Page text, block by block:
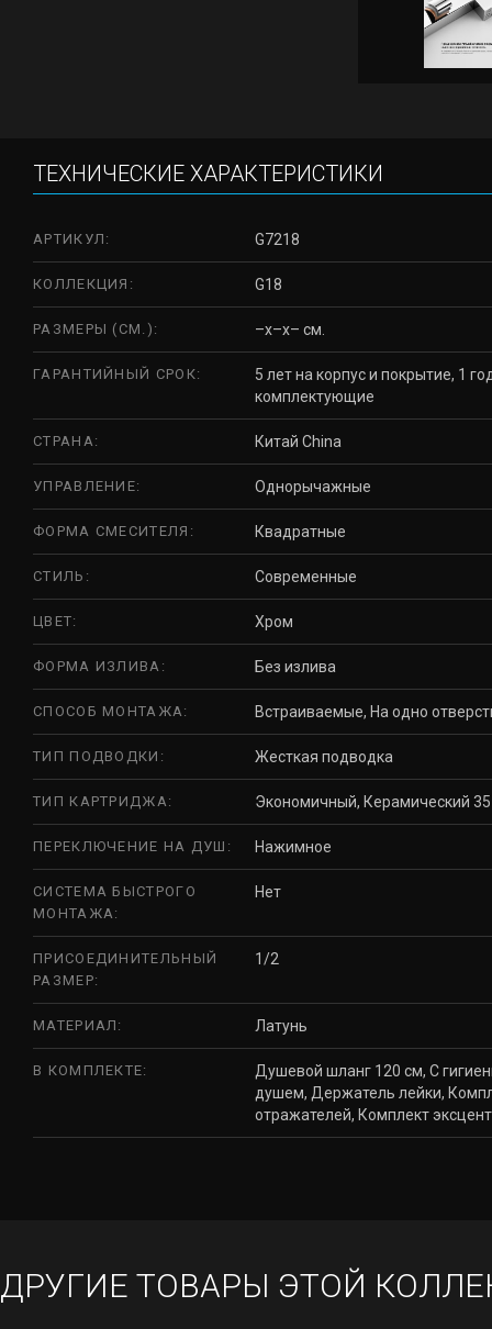
ТЕХНИЧЕСКИЕ ХАРАКТЕРИСТИКИ
АРТИКУЛ: G7218
КОЛЛЕКЦИЯ: G18
РАЗМЕРЫ (СМ.): –x–x– см.
ГАРАНТИЙНЫЙ СРОК:
5 лет на корпус и покрытие, 1
комплектующие
СТРАНА: Китай China
УПРАВЛЕНИЕ: Однорычажные
ФОРМА СМЕСИТЕЛЯ: Квадратные
СТИЛЬ: Современные
ЦВЕТ: Хром
ФОРМА ИЗЛИВА: Без излива
СПОСОБ МОНТАЖА: Встраиваемые, На одно
ТИП ПОДВОДКИ: Жесткая подводка
ТИП КАРТРИДЖА: Экономичный, Керамический
ПЕРЕКЛЮЧЕНИЕ НА ДУШ: Нажимное
СИСТЕМА БЫСТРОГО
МОНТАЖА:
Нет
ПРИСОЕДИНИТЕЛЬНЫЙ
РАЗМЕР:
1/2
МАТЕРИАЛ: Латунь
В КОМПЛЕКТЕ:
Душевой шланг 120 см, С
душем, Держатель лейки,
отражателей, Комплект
ДРУГИЕ ТОВАРЫ ЭТОЙ